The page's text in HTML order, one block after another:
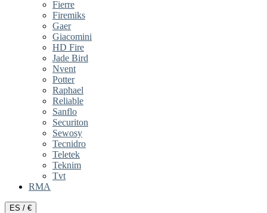
Fierre
Firemiks
Gaer
Giacomini
HD Fire
Jade Bird
Nvent
Potter
Raphael
Reliable
Sanflo
Securiton
Sewosy
Tecnidro
Teletek
Teknim
Tvt
RMA
ES / €